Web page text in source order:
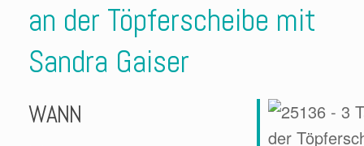
an der Töpferscheibe mit
Sandra Gaiser
WANN